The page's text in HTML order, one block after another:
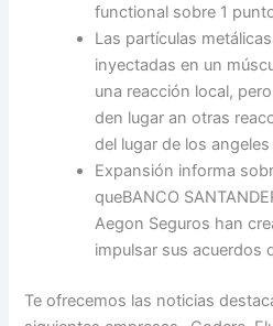
functional sobre 1
Las partículas
inyectadas en un
una reacción local,
den lugar an otras
del lugar de los
Expansión informa
queBANCO
Aegon Seguros han
impulsar sus acuerdos
Te ofrecemos las noticias